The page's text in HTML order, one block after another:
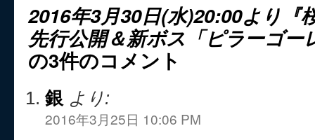
2016年3月30日(水)20:00より『
先行公開＆新ボス「ピラーゴー
の3件のコメント
銀 より:
2016年3月25日 10:06 PM